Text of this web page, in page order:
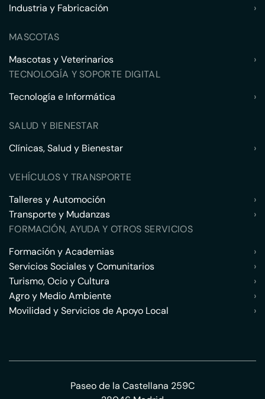
Industria y Fabricación
›
MASCOTAS
Mascotas y Veterinarios
›
TECNOLOGÍA Y SOPORTE DIGITAL
Tecnología e Informática
›
SALUD Y BIENESTAR
Clínicas, Salud y Bienestar
›
VEHÍCULOS Y TRANSPORTE
Talleres y Automoción
›
Transporte y Mudanzas
›
FORMACIÓN, AYUDA Y OTROS SERVICIOS
Formación y Academias
›
Servicios Sociales y Comunitarios
›
Turismo, Ocio y Cultura
›
Agro y Medio Ambiente
›
Movilidad y Servicios de Apoyo Local
›
Paseo de la Castellana 259C